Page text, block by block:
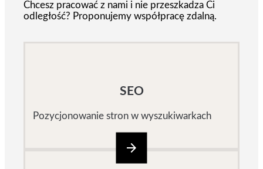
Chcesz pracować z nami i nie przeszkadza Ci
odległość? Proponujemy współpracę zdalną.
SEO
Pozycjonowanie stron w wyszukiwarkach
arrow_forward